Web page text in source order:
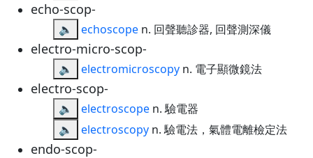
echo-scop-
🔈 echoscope n. 回聲聽診器, 回聲測深儀
electro-micro-scop-
🔈 electromicroscopy n. 電子顯微鏡法
electro-scop-
🔈 electroscope n. 驗電器
🔈
electroscopy n. 驗電法，氣體電離檢定法
endo-scop-